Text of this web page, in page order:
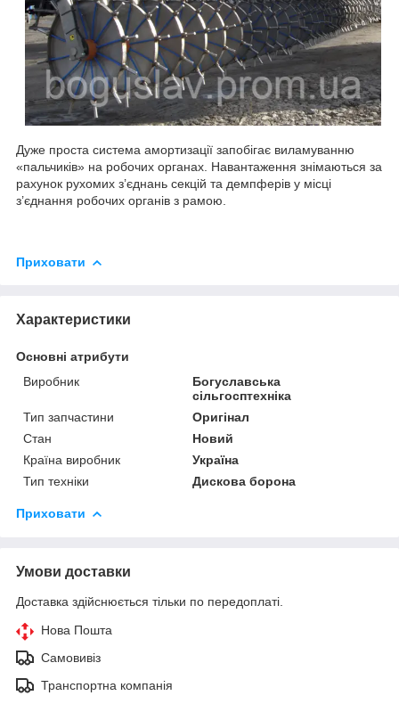
Дуже проста система амортизації запобігає виламуванню
«пальчиків» на робочих органах. Навантаження знімаються за
рахунок рухомих з’єднань секцій та демпферів у місці
з’єднання робочих органів з рамою.
Приховати
Характеристики
Основні атрибути
Виробник
Богуславська
сільгосптехніка
Тип запчастини
Оригінал
Стан
Новий
Країна виробник
Україна
Тип техніки
Дискова борона
Приховати
Умови доставки
Доставка здійснюється тільки по передоплаті.
Нова Пошта
Самовивіз
Транспортна компанія